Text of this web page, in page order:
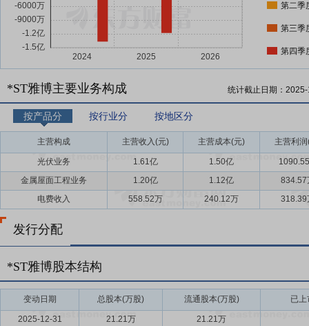
第二季
第三季
第四季
*ST雅博主要业务构成 统计截止日期：
按产品分 按行业分 按地区分
主营构成 主营收入(元) 主营成本(元) 主营利
光伏业务 1.61亿 1.50亿
金属屋面工程业务
1.20亿 1.12亿
834.57
电费收入
558.52万 240.12万 318.39
发行分配
*ST雅博股本结构
变动日期 总股本(万股) 流通股本(万股) 已
2025-12-31 21.21万 21.21万